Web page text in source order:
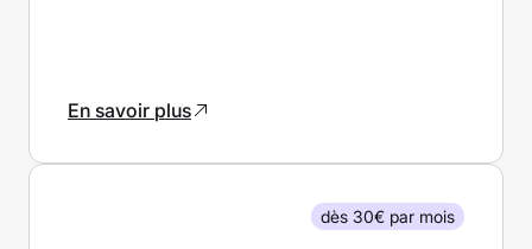
En savoir plus
dès 30€ par mois